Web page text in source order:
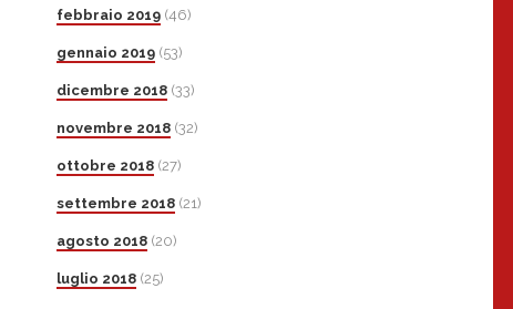
febbraio 2019(46)
gennaio 2019(53)
dicembre 2018(33)
novembre 2018(32)
ottobre 2018(27)
settembre 2018(21)
agosto 2018(20)
luglio 2018(25)